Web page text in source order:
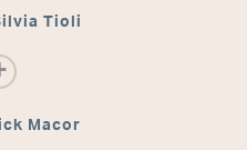
Tioli
Macor